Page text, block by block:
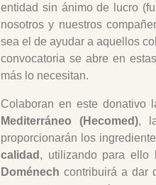
entidad sin ánimo de lucro
nosotros y nuestros
sea el de ayudar a aquellos
convocatoria se abre en
más lo necesitan.
Colaboran en este donativo
Mediterráneo (Hecomed),
proporcionarán los
calidad , utilizando para ello
Doménech contribuirá a dar